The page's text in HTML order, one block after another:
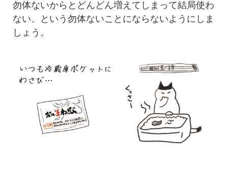
勿体ないからとどんどん増えてしまって結局使わ
ない、という勿体ないことにならないようにしま
しょう。